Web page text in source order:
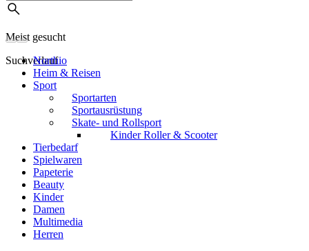
Meist gesucht
Suchverlauf
Northio
Heim & Reisen
Sport
Sportarten
Sportausrüstung
Skate- und Rollsport
Kinder Roller & Scooter
Tierbedarf
Spielwaren
Papeterie
Beauty
Kinder
Damen
Multimedia
Herren